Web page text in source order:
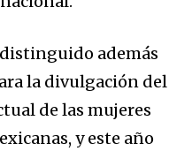
además
la divulgación del
de las mujeres
y este año